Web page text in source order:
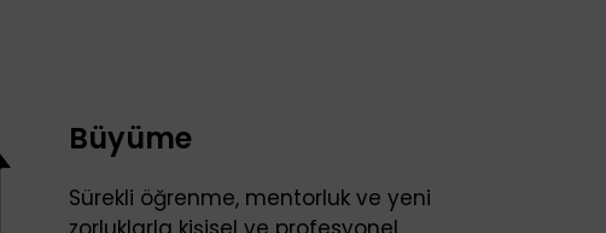
Büyüme
Sürekli öğrenme, mentorluk ve yeni